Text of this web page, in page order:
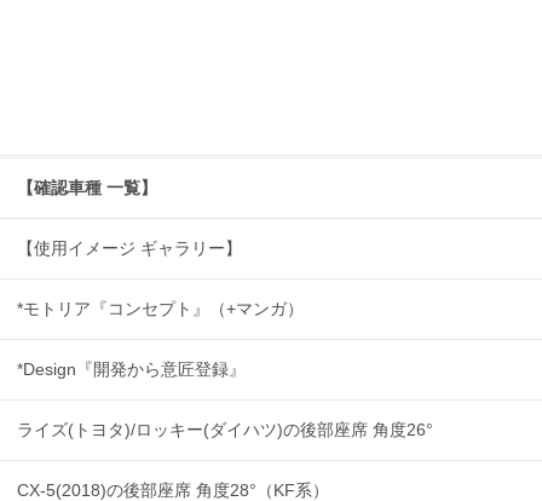
【確認車種 一覧】
【使用イメージ ギャラリー】
*モトリア『コンセプト』（+マンガ）
*Design『開発から意匠登録』
ライズ(トヨタ)/ロッキー(ダイハツ)の後部座席 角度26°
CX-5(2018)の後部座席 角度28°（KF系）